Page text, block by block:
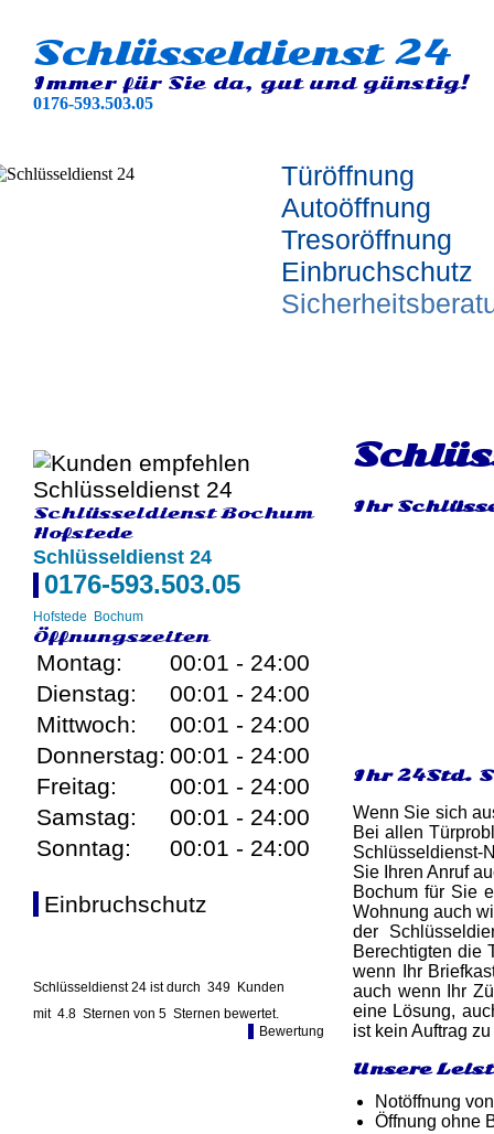
Schlüsseldienst 24
Immer für Sie da, gut und günstig!
0176-593.503.05
Türöffnung
Autoöffnung
Tresoröffnung
Einbruchschutz
Schlüsseldienst Bochum
Hofstede
Schlüsseldienst 24
0176-593.503.05
Hofstede Bochum
Öffnungszeiten
Montag:
00:01 - 24:00
Dienstag:
00:01 - 24:00
Mittwoch:
00:01 - 24:00
Donnerstag: 00:01 - 24:00
Freitag:
00:01 - 24:00
Samstag:
00:01 - 24:00
Sonntag:
00:01 - 24:00
Einbruchschutz
Schlüsseldienst 24 ist durch 349 Kunden
mit 4.8 Sternen von 5 Sternen bewertet.
Bewertung
Ihr
Ihr 24Std.
Wenn Sie sich
Bei allen
Schlüsseldienst-
Sie Ihren Anruf
Bochum für Sie
Wohnung auch
der
Berechtigten die
wenn Ihr
auch wenn Ihr
eine Lösung,
ist kein Auftrag
Unsere
Notöffnung
Öffnung ohne